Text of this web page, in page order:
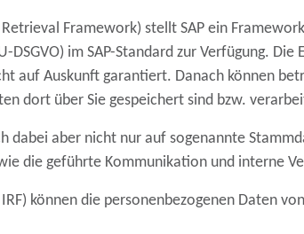
Framework) stellt SAP ein
DSGVO) im SAP-Standard zur Verfügung.
auf Auskunft garantiert. Danach können
dort über Sie gespeichert sind bzw.
dabei aber nicht nur auf sogenannte
die geführte Kommunikation und interne
können die personenbezogenen Daten